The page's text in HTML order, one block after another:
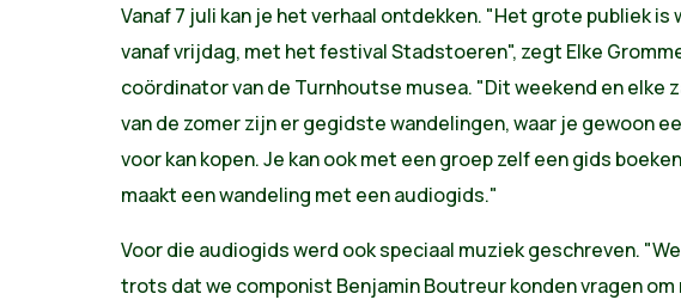
Vanaf 7 juli kan je het verhaal ontdekken. "Het grote publiek is
vanaf vrijdag, met het festival Stadstoeren", zegt Elke
coördinator van de Turnhoutse musea. "Dit weekend en elke
van de zomer zijn er gegidste wandelingen, waar je gewoon
voor kan kopen. Je kan ook met een groep zelf een gids
maakt een wandeling met een audiogids."
Voor die audiogids werd ook speciaal muziek geschreven.
trots dat we componist Benjamin Boutreur konden vragen om